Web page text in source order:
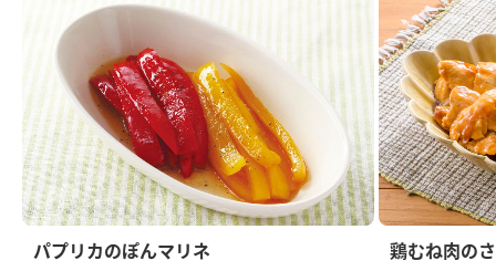
パプリカのぽんマリネ 鶏むね肉の